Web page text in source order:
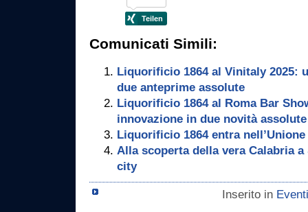
Comunicati Simili:
Liquorificio 1864 al Vinitaly 2025:
due anteprime assolute
Liquorificio 1864 al Roma Bar
innovazione in due novità assolute
Liquorificio 1864 entra
Alla scoperta della vera Calabria
city
Inserito in Eventi